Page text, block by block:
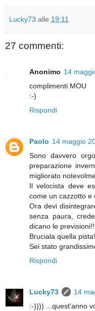
Lucky73 alle 19:11
27 commenti:
Anonimo 14
complimenti MOU
:-)
Rispondi
Paolo 14 maggio
Sono davvero
preparazione
migliorato
Il velocista deve
come un cazzotto e
Ora devi
senza paura,
dicano le
Bruciala quella
Sei stato
Rispondi
Lucky73
14
:-)))) ...quest'anno